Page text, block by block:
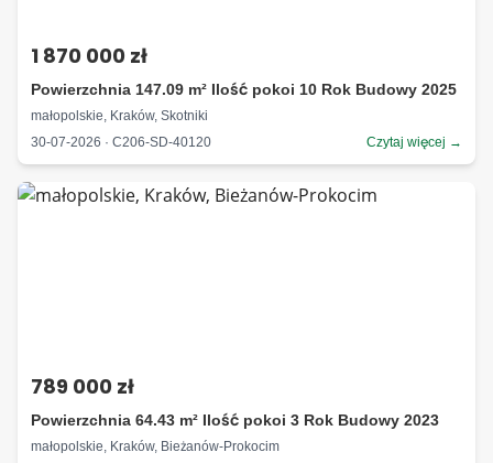
1 870 000 zł
Powierzchnia 147.09 m² Ilość pokoi 10 Rok Budowy 2025
małopolskie, Kraków, Skotniki
30-07-2026 · C206-SD-40120
Czytaj więcej →
789 000 zł
Powierzchnia 64.43 m² Ilość pokoi 3 Rok Budowy 2023
małopolskie, Kraków, Bieżanów-Prokocim